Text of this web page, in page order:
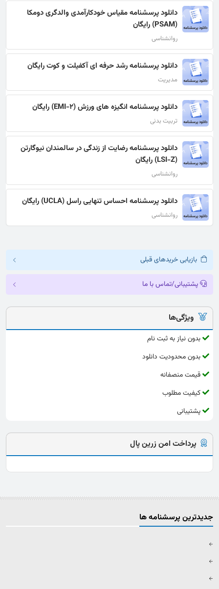
دانلود پرسشنامه مقیاس خودکارآمدی والدگری دومکا
(PSAM) رایگان
روانشناسی
دانلود پرسشنامه رشد حرفه ای آكفیلت و كوت رایگان
مدیریت
دانلود پرسشنامه انگیزه های ورزش (EMI-2) رایگان
تربیت بدنی
دانلود پرسشنامه رضایت از زندگی در سالمندان نیوگارتن
(LSI-Z) رایگان
روانشناسی
دانلود پرسشنامه احساس تنهایی راسل (UCLA) رایگان
روانشناسی
بازیابی خریدهای قبلی
پشتیبانی/تماس با ما
ویژگی‌ها
بدون نیاز به ثبت نام
بدون محدودیت دانلود
قیمت منصفانه
کیفیت مطلوب
پشتیبانی
پرداخت امن زرین پال
جدیدترین پرسشنامه ها